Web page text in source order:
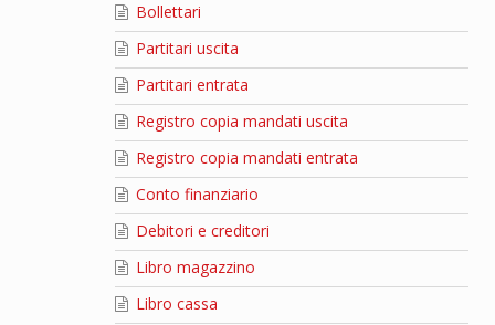
Bollettari
Partitari uscita
Partitari entrata
Registro copia mandati uscita
Registro copia mandati entrata
Conto finanziario
Debitori e creditori
Libro magazzino
Libro cassa